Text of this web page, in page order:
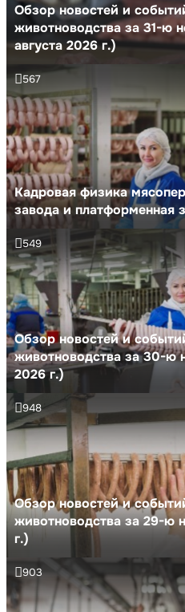
Обзор новостей и
животноводства за 31-ю
августа 2026 г.)
Кадровая физика
завода и платформенная
567
Обзор новостей и
животноводства за 30-ю
2026 г.)
549
Обзор новостей и
животноводства за 29-ю
г.)
948
903